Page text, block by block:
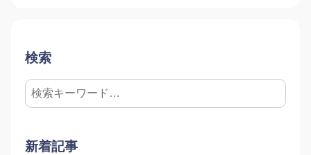
検索
新着記事